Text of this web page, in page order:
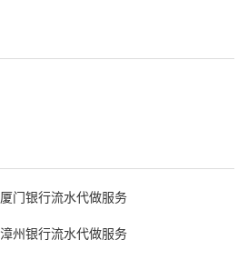
厦门银行流水代做服务
漳州银行流水代做服务